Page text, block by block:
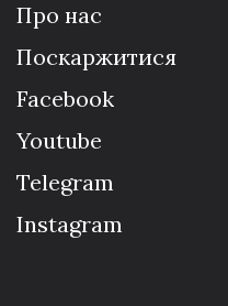
Про нас
Поскаржитися
Facebook
Youtube
Telegram
Instagram